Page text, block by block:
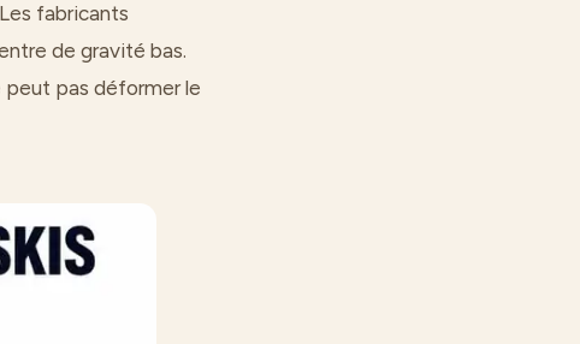
fabricants
de gravité bas.
peut pas déformer le